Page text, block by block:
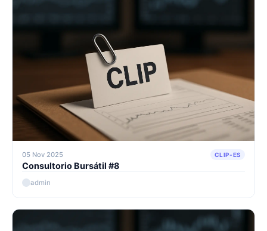
05 Nov 2025 CLIP-ES
Consultorio Bursátil #8
admin